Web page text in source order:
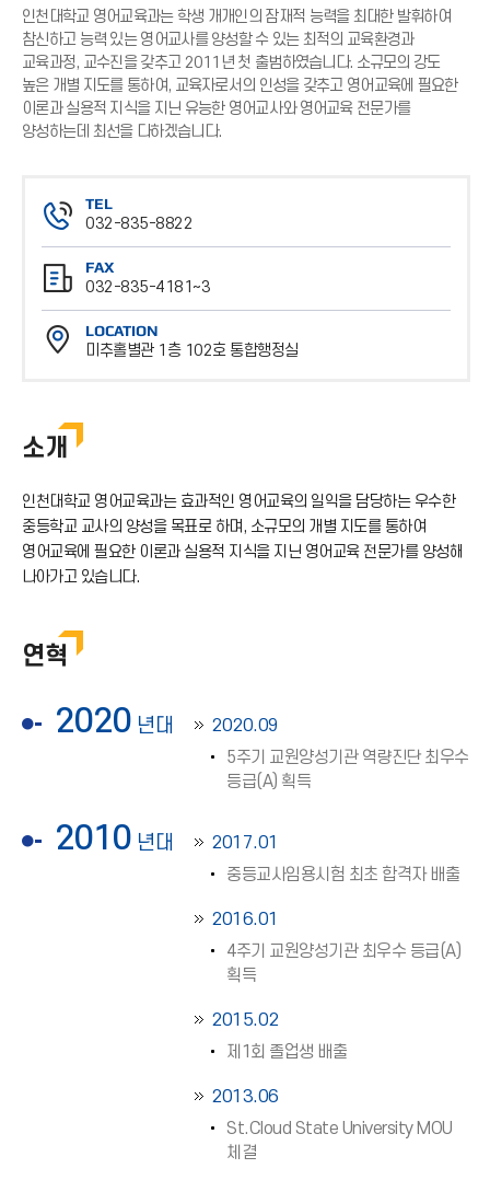
인천대학교 영어교육과는 학생 개개인의 잠재적 능력을 최대한 발휘하여
참신하고 능력 있는 영어교사를 양성할 수 있는 최적의 교육환경과
교육과정, 교수진을 갖추고 2011년 첫 출범하였습니다. 소규모의 강도
높은 개별 지도를 통하여, 교육자로서의 인성을 갖추고 영어교육에 필요한
이론과 실용적 지식을 지닌 유능한 영어교사와 영어교육 전문가를
양성하는데 최선을 다하겠습니다.
TEL
032-835-8822
전
화
번
호
FAX
032-835-4181~3
팩
스
번
LOCATION
미추홀별관 1층 102호 통합행정실
소개
인천대학교 영어교육과는 효과적인 영어교육의 일익을 담당하는 우수한
중등학교 교사의 양성을 목표로 하며, 소규모의 개별 지도를 통하여
영어교육에 필요한 이론과 실용적 지식을 지닌 영어교육 전문가를 양성해
나아가고 있습니다.
연혁
2020 년대
2020.09
5주기 교원양성기관 역량진단 최우수
등급(A) 획득
2010 년대
2017.01
중등교사임용시험 최초 합격자 배출
2016.01
4주기 교원양성기관 최우수 등급(A)
획득
2015.02
제1회 졸업생 배출
2013.06
St.Cloud State University MOU
체결